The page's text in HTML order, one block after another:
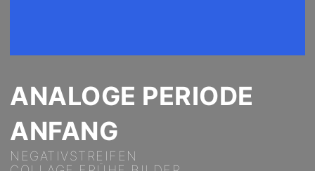
ANALOGE PERIODE
ANFANG
NEGATIVSTREIFEN